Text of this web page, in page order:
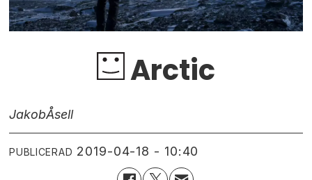
Arctic
JakobÅsell
PUBLICERAD 2019-04-18 - 10:40